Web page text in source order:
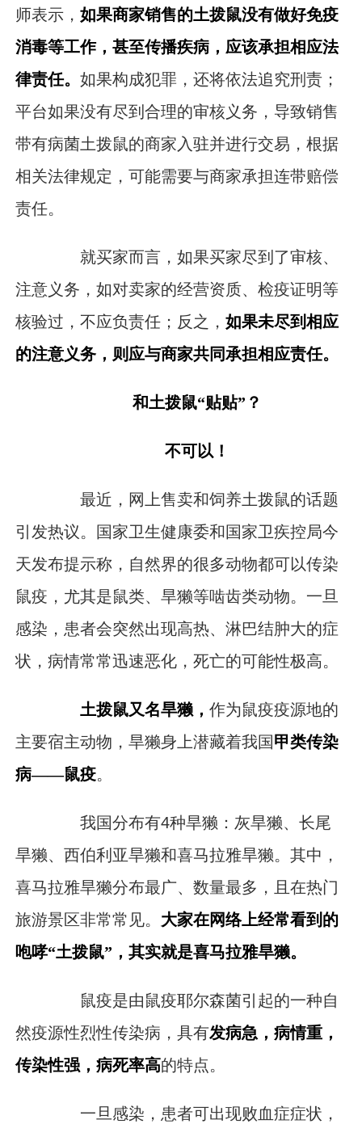
师表示， 如果商家销售的土拨鼠没有做好免疫
消毒等工作，甚至传播疾病，应该承担相应法
律责任。 如果构成犯罪，还将依法追究刑责；
平台如果没有尽到合理的审核义务，导致销售
带有病菌土拨鼠的商家入驻并进行交易，根据
相关法律规定，可能需要与商家承担连带赔偿
责任。
就买家而言，如果买家尽到了审核、
注意义务，如对卖家的经营资质、检疫证明等
核验过，不应负责任；反之， 如果未尽到相应
的注意义务，则应与商家共同承担相应责任。
和土拨鼠“贴贴”？
不可以！
最近，网上售卖和饲养土拨鼠的话题
引发热议。国家卫生健康委和国家卫疾控局今
天发布提示称，自然界的很多动物都可以传染
鼠疫，尤其是鼠类、旱獭等啮齿类动物。一旦
感染，患者会突然出现高热、淋巴结肿大的症
状，病情常常迅速恶化，死亡的可能性极高。
土拨鼠又名旱獭， 作为鼠疫疫源地的
主要宿主动物，旱獭身上潜藏着我国甲类传染
病——鼠疫。
我国分布有4种旱獭：灰旱獭、长尾
旱獭、西伯利亚旱獭和喜马拉雅旱獭。其中，
喜马拉雅旱獭分布最广、数量最多，且在热门
旅游景区非常常见。 大家在网络上经常看到的
咆哮“土拨鼠”，其实就是喜马拉雅旱獭。
鼠疫是由鼠疫耶尔森菌引起的一种自
然疫源性烈性传染病，具有发病急，病情重，
传染性强，病死率高的特点。
一旦感染，患者可出现败血症症状，